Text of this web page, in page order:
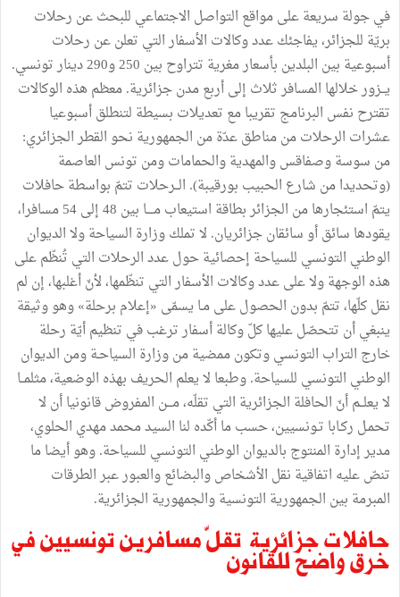
في جولة سريعة على مواقع التواصل الاجتماعي للبحث عن رحلات
بريّة للجزائر، يفاجئك عدد وكالات الأسفار التي تعلن عن رحلات
أسبوعية بين البلدين بأسعار مغرية تتراوح بين 250 و290 دينار تونسي.
يــزور خلالها المسافر ثلاث إلى أربع مدن جزائرية. معظم هذه الوكالات
تقترح نفس البرنامج تقريبا مع تعديلات بسيطة لتنطلق أسبوعيا
عشرات الرحلات من مناطق عدّة من الجمهورية نحو القطر الجزائري:
من سوسة وصفاقس والمهدية والحمامات ومن تونس العاصمة
(وتحديدا من شارع الحبيب بورقيبة). الــرحلات تتمّ بواسطة حافلات
يتمّ استئجارها من الجزائر بطاقة استيعاب مــــا بين 48 إلى 54 مسافرا،
يقودها سائق أو سائقان جزائريان. لا تملك وزارة السياحة ولا الديوان
الوطني التونسي للسياحة إحصائية حول عدد الرحلات التي تُنظّم على
هذه الوجهة ولا على عدد وكالات الأسفار التي تنظّمها، لأنّ أغلبها، إن لم
نقل كلّها، تتمّ بدون الحصول على مـا يسمّى «إعلام برحلة» وهو وثيقة
ينبغي أن تتحصّل عليها كلّ وكالة أسفار ترغب في تنظيم أيّة رحلة
خارج التراب التونسي وتكون ممضية من وزارة السياحـة ومن الديوان
الوطني التونسي للسياحة. وطبعا لا يعلم الحريف بهذه الوضعية، مثلمــا
لا يعلــم أنّ الحافلة الجزائرية التي تقلّه، مـــن المفروض قانونيا أن لا
تحمـل ركـابا تـونسيين، حسب ما أكّده لنا السيد محمد مهدي الحلوي،
مدير إدارة المنتوج بالديوان الوطني التونسي للسياحة. وهو أيضا ما
تنصّ عليه اتفاقية نقل الأشخاص والبضائع والعبور عبر الطرقات
المبرمة بين الجمهورية التونسية والجمهورية الجزائرية.
حافلات جزائرية تقلّ مسافرين تونسيين في
خرق واضح للقانون